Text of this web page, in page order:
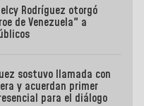
Rodríguez otorgó
de Venezuela" a
sostuvo llamada con
y acuerdan primer
para el diálogo